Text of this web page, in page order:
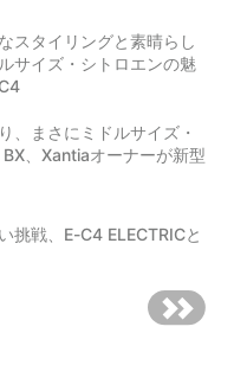
スタイリングと素晴らし
サイズ・シトロエンの魅
、まさにミドルサイズ・
、Xantiaオーナーが新型
挑戦、E-C4 ELECTRICと